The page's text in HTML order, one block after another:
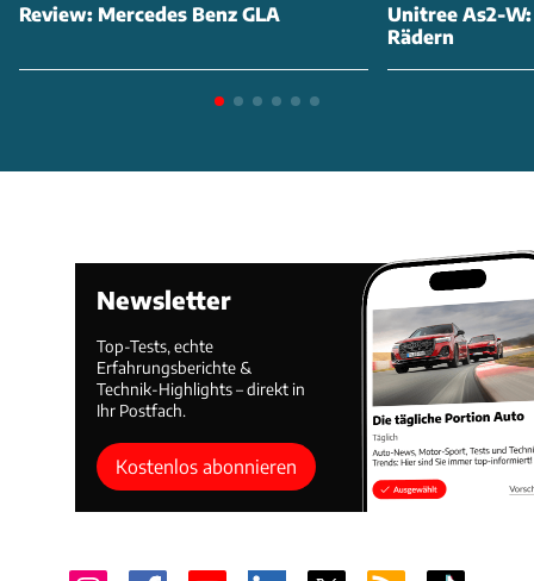
Review: Mercedes Benz GLA
Unitree As2-
Rädern
Newsletter
Top-Tests, echte
Erfahrungsberichte &
Technik-Highlights – direkt in
Ihr Postfach.
Kostenlos abonnieren